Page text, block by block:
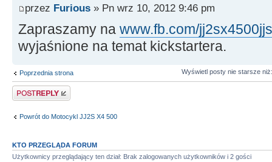
przez Furious » Pn wrz 10, 2012 9:46 pm
Zapraszamy na www.fb.com/
wyjaśnione na temat kickstartera.
Poprzednia strona Wyświetl posty nie starsze
Odpowiedz
Powrót do Motocykl JJ2S X4 500
KTO PRZEGLĄDA FORUM
Użytkownicy przeglądający ten dział: Brak zalogowanych użytkowników i 2 gości